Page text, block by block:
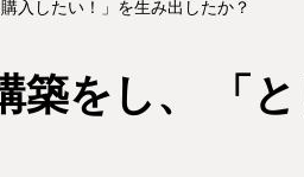
入したい！」を生み出したか？
築をし、 「